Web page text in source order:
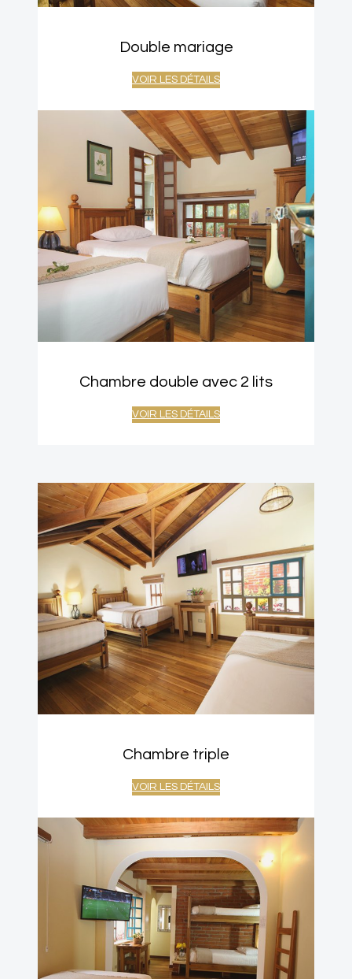
Double mariage
VOIR LES DÉTAILS
Chambre double avec 2 lits
VOIR LES DÉTAILS
Chambre triple
VOIR LES DÉTAILS